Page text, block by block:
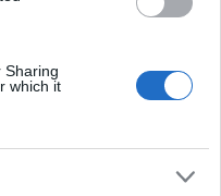
Sharing
which it